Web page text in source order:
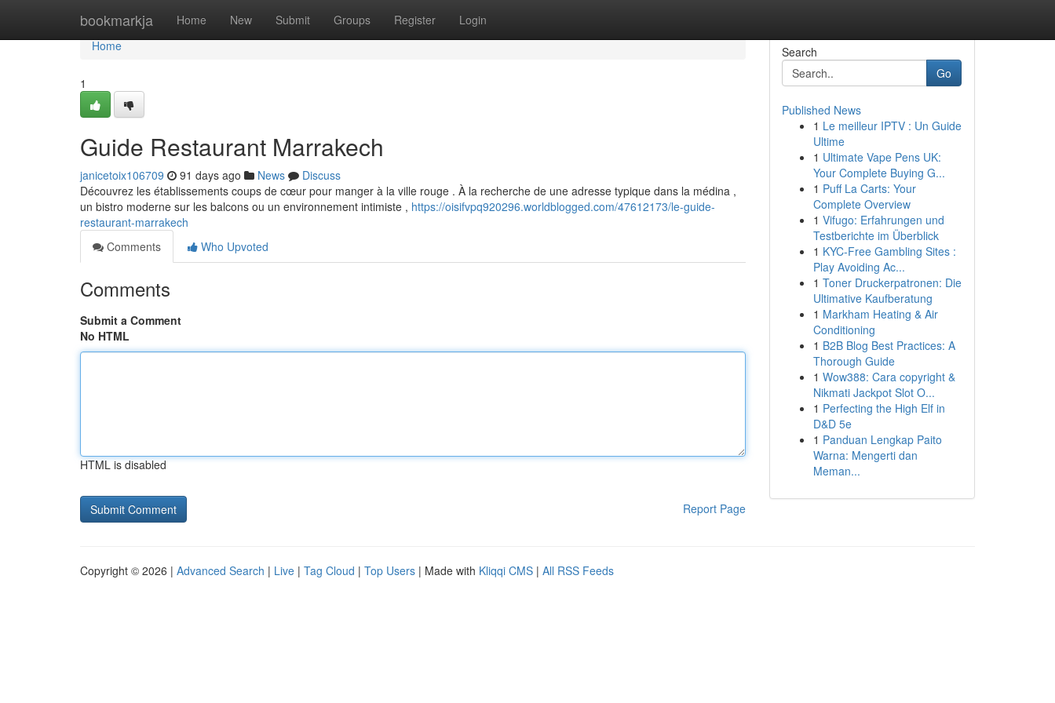
bookmarkja Home New Submit Groups Register Login
Home
Home
1
Guide Restaurant Marrakech
janicetoix106709 91 days ago News
Discuss
Découvrez les établissements coups de cœur pour manger à la ville rouge . À la recherche de une adresse typique dans la médina ,
un bistro moderne sur les balcons ou un environnement intimiste , https://oisifvpq920296.worldblogged.com/47612173/le-guide-
restaurant-marrakech
Comments
Who Upvoted
Comments
Submit a Comment
No HTML
HTML is disabled
Report Page
Search
Go
Published News
1 Le meilleur IPTV : Un Guide
Ultime
1 Ultimate Vape Pens UK:
Your Complete Buying G...
1 Puff La Carts: Your
Complete Overview
1 Vifugo: Erfahrungen und
Testberichte im Überblick
1 KYC-Free Gambling Sites :
Play Avoiding Ac...
1 Toner Druckerpatronen: Die
Ultimative Kaufberatung
1 Markham Heating & Air
Conditioning
1 B2B Blog Best Practices: A
Thorough Guide
1 Wow388: Cara copyright &
Nikmati Jackpot Slot O...
1 Perfecting the High Elf in
D&D 5e
1 Panduan Lengkap Paito
Warna: Mengerti dan
Meman...
Copyright © 2026 | Advanced Search | Live | Tag Cloud | Top Users | Made with Kliqqi CMS | All RSS Feeds